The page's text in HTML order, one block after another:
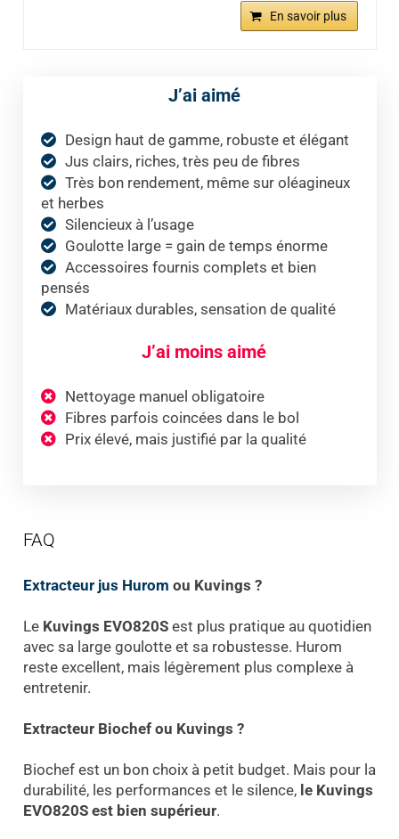
En savoir plus
J’ai aimé
Design haut de gamme, robuste et élégant
Jus clairs, riches, très peu de fibres
Très bon rendement, même sur oléagineux
et herbes
Silencieux à l’usage
Goulotte large = gain de temps énorme
Accessoires fournis complets et bien
pensés
Matériaux durables, sensation de qualité
J’ai moins aimé
Nettoyage manuel obligatoire
Fibres parfois coincées dans le bol
Prix élevé, mais justifié par la qualité
FAQ
Extracteur jus Hurom ou Kuvings ?
Le Kuvings EVO820Sest plus pratique au quotidien
avec sa large goulotte et sa robustesse. Hurom
reste excellent, mais légèrement plus complexe à
entretenir.
Extracteur Biochef ou Kuvings ?
Biochef est un bon choix à petit budget. Mais pour la
durabilité, les performances et le silence, le Kuvings
EVO820S est bien supérieur.